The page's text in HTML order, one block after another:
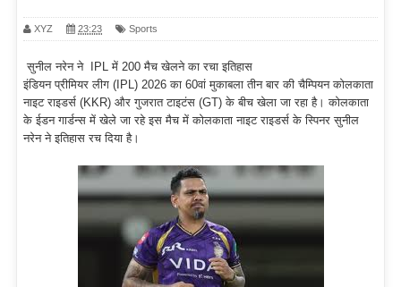
XYZ 23:23 Sports
सुनील नरेन ने IPL में 200 मैच खेलने का रचा इतिहास
इंडियन प्रीमियर लीग (IPL) 2026 का 60वां मुकाबला तीन बार की चैम्पियन कोलकाता
नाइट राइडर्स (KKR) और गुजरात टाइटंस (GT) के बीच खेला जा रहा है। कोलकाता
के ईडन गार्डन्स में खेले जा रहे इस मैच में कोलकाता नाइट राइडर्स के स्पिनर सुनील
नरेन ने इतिहास रच दिया है।